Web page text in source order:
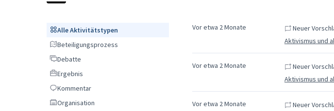
Alle Aktivitätstypen
Alle Aktivitätstypen
Beteiligungsprozess
Beteiligungsprozess
Debatte
Debatte
Ergebnis
Ergebnis
Kommentar
Kommentar
Organisation
Organisation
Vor etwa 2 Monate Neuer
Aktivismus und
Vor etwa 2 Monate Neuer
Aktivismus und
Vor etwa 2 Monate Neuer